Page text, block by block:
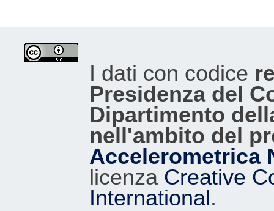
I dati con codice
Presidenza del
Dipartimento
nell'ambito del
Accelerometrica
licenza Creative
International.